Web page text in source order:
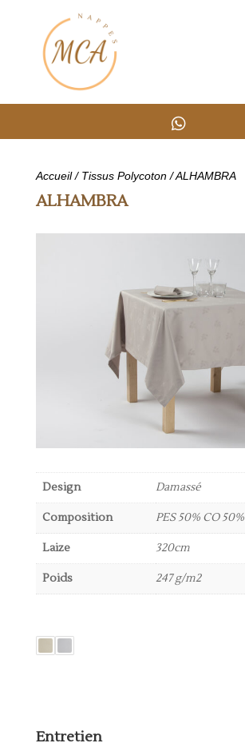

Accueil/ Tissus Polycoton/ ALHAMBRA
ALHAMBRA
Design Damassé
Composition PES 50% CO 50%
Laize 320cm
Poids 247 g/m2
Entretien